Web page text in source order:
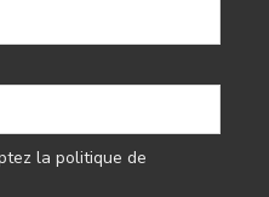
la politique de